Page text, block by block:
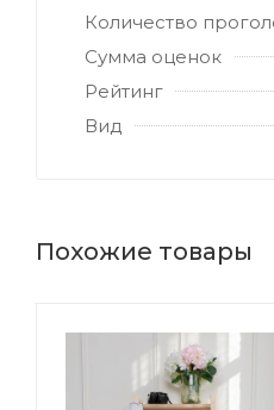
Количество
Сумма оценок
Рейтинг
Вид
Похожие товары